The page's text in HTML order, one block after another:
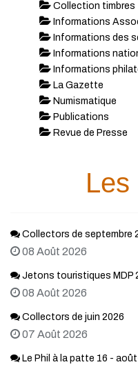
Collection timbres
Informations
Informations des
Informations
Informations
La Gazette
Numismatique
Publications
Revue de Presse
Les
Collectors de septembre
08 Août 2026
Jetons touristiques MDP
08 Août 2026
Collectors de juin 2026
07 Août 2026
Le Phil à la patte 16 -